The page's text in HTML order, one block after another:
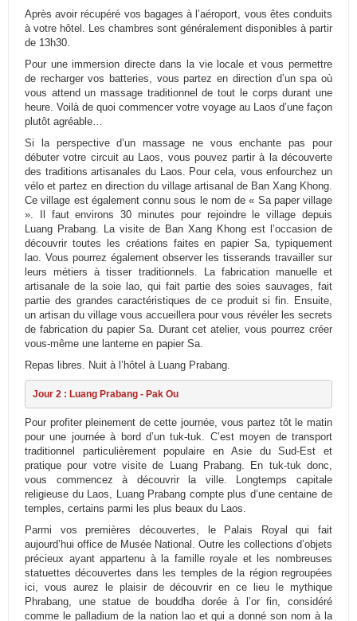
Après avoir récupéré vos bagages à l’aéroport, vous êtes conduits
à votre hôtel. Les chambres sont généralement disponibles à partir
de 13h30.
Pour une immersion directe dans la vie locale et vous permettre
de recharger vos batteries, vous partez en direction d’un spa où
vous attend un massage traditionnel de tout le corps durant une
heure. Voilà de quoi commencer votre voyage au Laos d’une façon
plutôt agréable…
Si la perspective d’un massage ne vous enchante pas pour
débuter votre circuit au Laos, vous pouvez partir à la découverte
des traditions artisanales du Laos. Pour cela, vous enfourchez un
vélo et partez en direction du village artisanal de Ban Xang Khong.
Ce village est également connu sous le nom de « Sa paper village
». Il faut environs 30 minutes pour rejoindre le village depuis
Luang Prabang. La visite de Ban Xang Khong est l’occasion de
découvrir toutes les créations faites en papier Sa, typiquement
lao. Vous pourrez également observer les tisserands travailler sur
leurs métiers à tisser traditionnels. La fabrication manuelle et
artisanale de la soie lao, qui fait partie des soies sauvages, fait
partie des grandes caractéristiques de ce produit si fin. Ensuite,
un artisan du village vous accueillera pour vous révéler les secrets
de fabrication du papier Sa. Durant cet atelier, vous pourrez créer
vous-même une lanterne en papier Sa.
Repas libres. Nuit à l’hôtel à Luang Prabang.
Jour 2 : Luang Prabang - Pak Ou
Pour profiter pleinement de cette journée, vous partez tôt le matin
pour une journée à bord d’un tuk-tuk. C’est moyen de transport
traditionnel particulièrement populaire en Asie du Sud-Est et
pratique pour votre visite de Luang Prabang. En tuk-tuk donc,
vous commencez à découvrir la ville. Longtemps capitale
religieuse du Laos, Luang Prabang compte plus d’une centaine de
temples, certains parmi les plus beaux du Laos.
Parmi vos premières découvertes, le Palais Royal qui fait
aujourd’hui office de Musée National. Outre les collections d’objets
précieux ayant appartenu à la famille royale et les nombreuses
statuettes découvertes dans les temples de la région regroupées
ici, vous aurez le plaisir de découvrir en ce lieu le mythique
Phrabang, une statue de bouddha dorée à l’or fin, considéré
comme le palladium de la nation lao et qui a donné son nom à la